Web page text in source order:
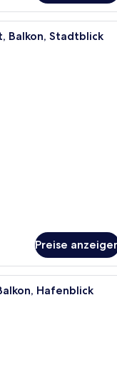
Schreibtisch,
Balkon, Stadtblick
Preise
Schreibtisch,
Hafenblick